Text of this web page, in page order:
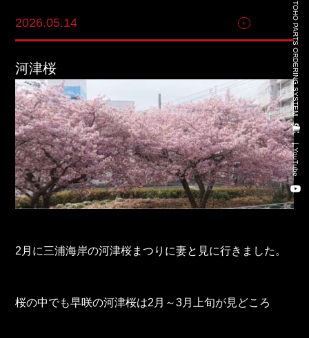
Used Car Sales
Land-Based Aquaculture
Import And Export
Recruitment Consulting
Talent Placement Service
DX
TOHO Holdings Co., Ltd.
TOHO PARTS ORDERING SYSTEM
YouTube
2026.05.14 その他
河津桜
2月に三浦海岸の河津桜まつりに妻と見に行きました。
桜の中でも早咲の河津桜は2月～3月上旬が見どころ